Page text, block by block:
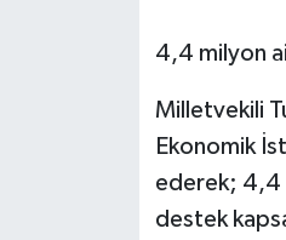
4,4 milyon
Milletvekili
Ekonomik
ederek; 4,4
destek